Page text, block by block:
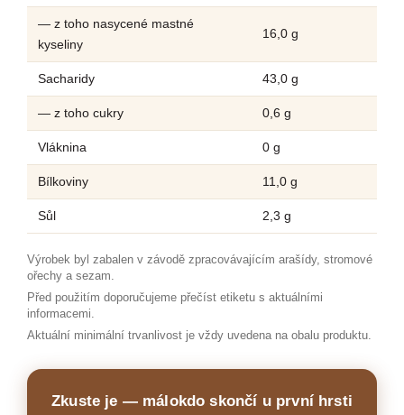
— z toho nasycené mastné
kyseliny
16,0 g
Sacharidy 43,0 g
— z toho cukry 0,6 g
Vláknina 0 g
Bílkoviny 11,0 g
Sůl 2,3 g
Výrobek byl zabalen v závodě zpracovávajícím arašídy, stromové
ořechy a sezam.
Před použitím doporučujeme přečíst etiketu s aktuálními
informacemi.
Aktuální minimální trvanlivost je vždy uvedena na obalu produktu.
Zkuste je — málokdo skončí u první hrsti